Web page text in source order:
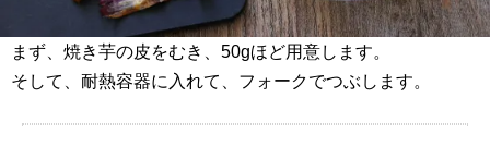
まず、焼き芋の皮をむき、50gほど用意します。
そして、耐熱容器に入れて、フォークでつぶします。